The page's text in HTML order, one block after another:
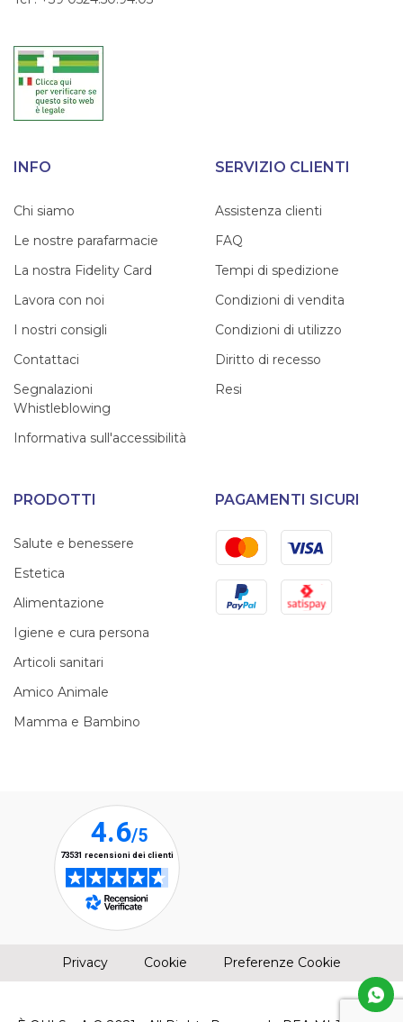
INFO
Chi siamo
Le nostre parafarmacie
La nostra Fidelity Card
Lavora con noi
I nostri consigli
Contattaci
Segnalazioni
Whistleblowing
Informativa sull'accessibilità
SERVIZIO CLIENTI
Assistenza clienti
FAQ
Tempi di spedizione
Condizioni di vendita
Condizioni di utilizzo
Diritto di recesso
Resi
PRODOTTI
Salute e benessere
Estetica
Alimentazione
Igiene e cura persona
Articoli sanitari
Amico Animale
Mamma e Bambino
PAGAMENTI SICURI
MastercardVisa
PayPal Satispay
Privacy(apre una nuova finestra)
Cookie (apre una nuova finestra)
Preferenze Cookie